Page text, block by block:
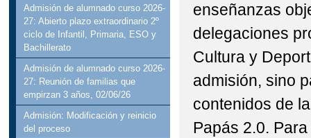
Admisión de alumnado curso 2026-
27: Abierto plazo extraordinario 2º
ciclo de Infantil, Primaria, ESO y
Bachillerato
Admisión de alumnado curso 2026-
27: Reunión de familias que
empirzan 3 años, 02/06/26
Admisión: Modificación y reinicio
del proceso
enseñanzas
delegaciones
Cultura y
admisión, sino
contenidos de
Papás 2.0.